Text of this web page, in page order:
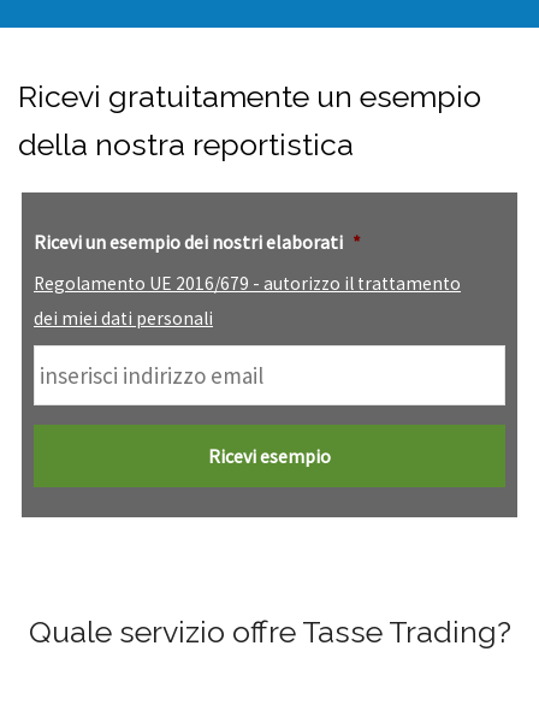
Ricevi gratuitamente un esempio
della nostra reportistica
Ricevi un esempio dei nostri elaborati *
Regolamento UE 2016/679 - autorizzo il trattamento
dei miei dati personali
Quale servizio offre Tasse Trading?